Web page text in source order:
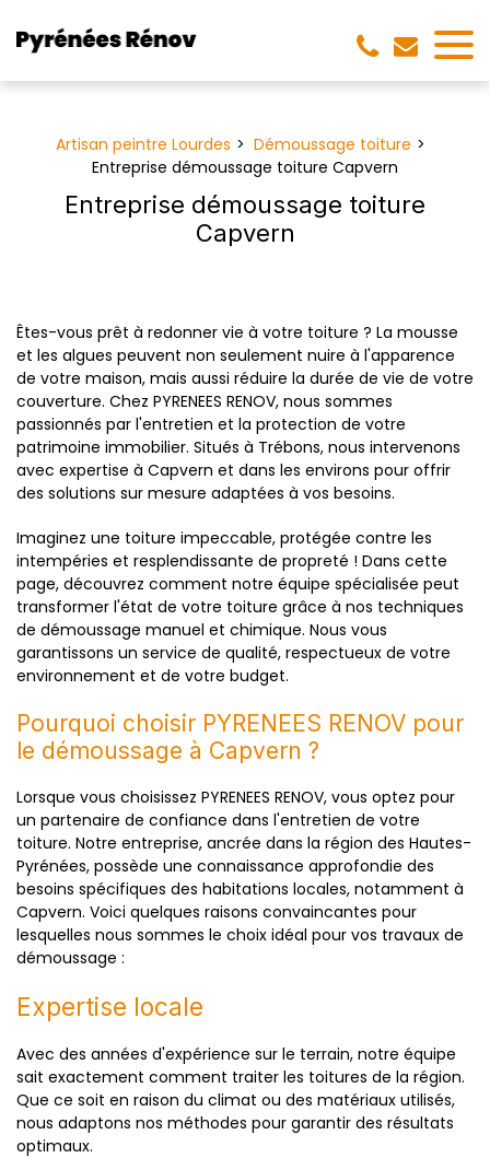
Artisan peintre Lourdes
Démoussage toiture
Entreprise démoussage toiture Capvern
Entreprise démoussage toiture
Capvern
Êtes-vous prêt à redonner vie à votre toiture ? La mousse
et les algues peuvent non seulement nuire à l'apparence
de votre maison, mais aussi réduire la durée de vie de votre
couverture. Chez PYRENEES RENOV, nous sommes
passionnés par l'entretien et la protection de votre
patrimoine immobilier. Situés à Trébons, nous intervenons
avec expertise à Capvern et dans les environs pour offrir
des solutions sur mesure adaptées à vos besoins.
Imaginez une toiture impeccable, protégée contre les
intempéries et resplendissante de propreté ! Dans cette
page, découvrez comment notre équipe spécialisée peut
transformer l'état de votre toiture grâce à nos techniques
de démoussage manuel et chimique. Nous vous
garantissons un service de qualité, respectueux de votre
environnement et de votre budget.
Pourquoi choisir PYRENEES RENOV pour
le démoussage à Capvern ?
Lorsque vous choisissez PYRENEES RENOV, vous optez pour
un partenaire de confiance dans l'entretien de votre
toiture. Notre entreprise, ancrée dans la région des Hautes-
Pyrénées, possède une connaissance approfondie des
besoins spécifiques des habitations locales, notamment à
Capvern. Voici quelques raisons convaincantes pour
lesquelles nous sommes le choix idéal pour vos travaux de
démoussage :
Expertise locale
Avec des années d'expérience sur le terrain, notre équipe
sait exactement comment traiter les toitures de la région.
Que ce soit en raison du climat ou des matériaux utilisés,
nous adaptons nos méthodes pour garantir des résultats
optimaux.